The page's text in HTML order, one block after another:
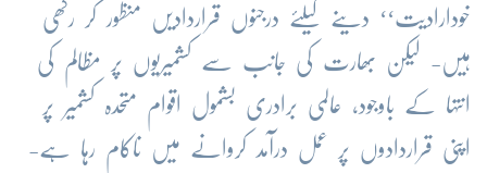
خودارادیت‘‘ دینے کیلئے درجنوں قراردادیں منظور کر رکھی
ہیں- لیکن بھارت کی جانب سے کشمیریوں پر مظالم کی
انتہا کے باوجود، عالمی برادری بشمول اقوام متحدہ کشمیر پر
اپنی قراردادوں پر عمل درآمد کروانے میں ناکام رہا ہے-